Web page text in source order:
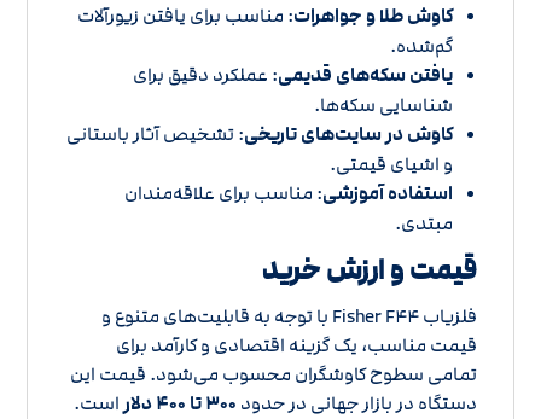
کاوش طلا و جواهرات: مناسب برای یافتن زیورآلات
گم‌شده.
یافتن سکه‌های قدیمی: عملکرد دقیق برای
شناسایی سکه‌ها.
کاوش در سایت‌های تاریخی: تشخیص آثار باستانی
و اشیای قیمتی.
استفاده آموزشی: مناسب برای علاقه‌مندان
مبتدی.
قیمت و ارزش خرید
فلزیاب Fisher F۴۴ با توجه به قابلیت‌های متنوع و
قیمت مناسب، یک گزینه اقتصادی و کارآمد برای
تمامی سطوح کاوشگران محسوب می‌شود. قیمت این
دستگاه در بازار جهانی در حدود ۳۰۰ تا ۴۰۰ دلار است.